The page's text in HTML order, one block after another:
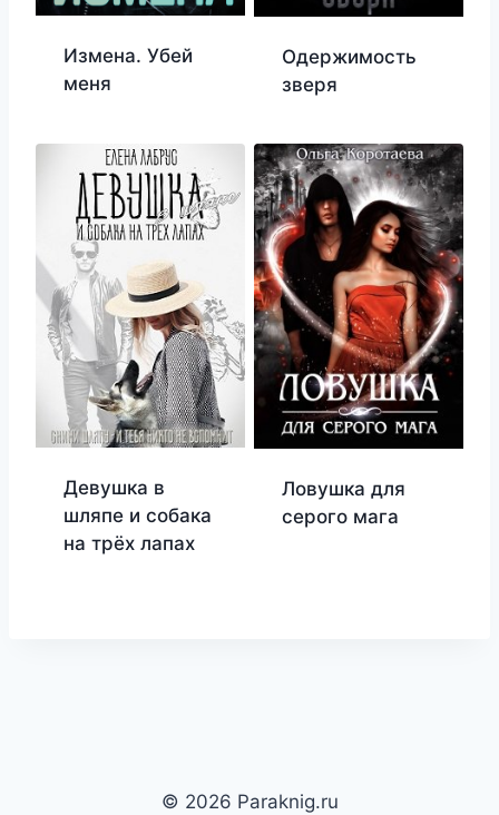
Измена. Убей
меня
Одержимость
зверя
Девушка в
шляпе и собака
на трёх лапах
Ловушка для
серого мага
© 2026 Paraknig.ru